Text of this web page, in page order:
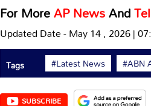
For MoreAP NewsAnd
Updated Date - May 14 , 2026 |
Tags #Latest News #ABN
SUBSCRIBE